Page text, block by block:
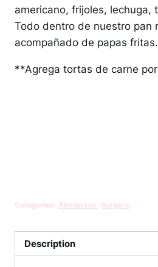
americano, frijoles, lechuga,
Todo dentro de nuestro pan
acompañado de papas fritas.
**Agrega tortas de carne
Categories: Almuerzos Burgers
Description